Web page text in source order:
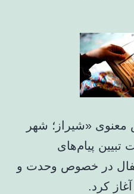
معنوی «شیراز؛ شهر
تبیین پیام‌های
۴۶ سوره انفال در خصوص وحدت و
کرد.